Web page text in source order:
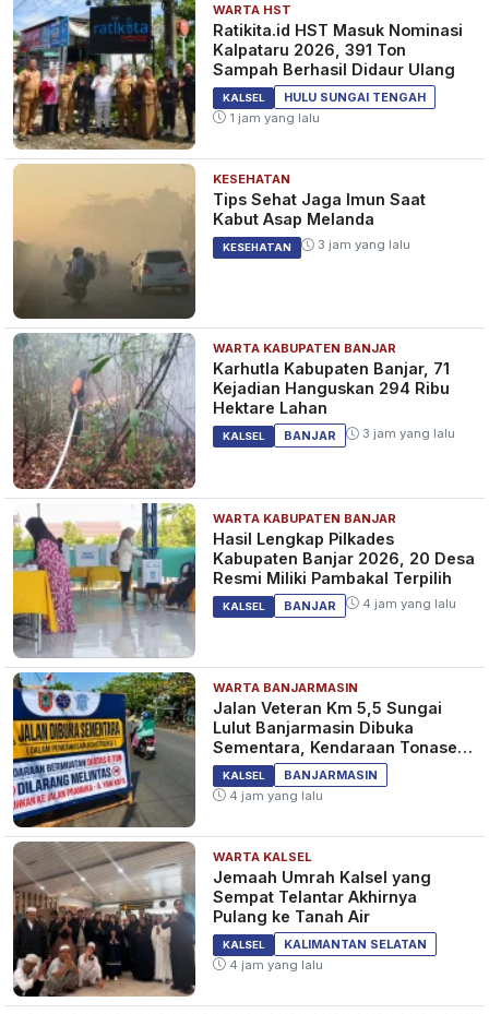
WARTA HST
Ratikita.id HST Masuk Nominasi
Kalpataru 2026, 391 Ton
Sampah Berhasil Didaur Ulang
KALSEL
HULU SUNGAI TENGAH
1 jam yang lalu
KESEHATAN
Tips Sehat Jaga Imun Saat
Kabut Asap Melanda
KESEHATAN 3 jam yang lalu
WARTA KABUPATEN BANJAR
Karhutla Kabupaten Banjar, 71
Kejadian Hanguskan 294 Ribu
Hektare Lahan
KALSEL BANJAR 3 jam yang lalu
WARTA KABUPATEN BANJAR
Hasil Lengkap Pilkades
Kabupaten Banjar 2026, 20 Desa
Resmi Miliki Pambakal Terpilih
KALSEL BANJAR 4 jam yang lalu
WARTA BANJARMASIN
Jalan Veteran Km 5,5 Sungai
Lulut Banjarmasin Dibuka
Sementara, Kendaraan Tonase
Besar Dilarang
KALSEL
BANJARMASIN
4 jam yang lalu
WARTA KALSEL
Jemaah Umrah Kalsel yang
Sempat Telantar Akhirnya
Pulang ke Tanah Air
KALSEL
KALIMANTAN SELATAN
4 jam yang lalu